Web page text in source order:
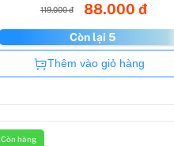
119.000 đ 88.000 đ
Còn lại 5
Còn hàng
Thêm vào giỏ hàng
Còn hàng